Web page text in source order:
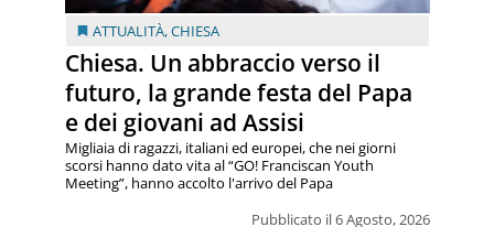
ATTUALITÀ,CHIESA
Chiesa. Un abbraccio verso il
futuro, la grande festa del Papa
e dei giovani ad Assisi
Pubblicato il 6 Agosto, 2026
Migliaia di ragazzi, italiani ed europei, che nei giorni
scorsi hanno dato vita al “GO! Franciscan Youth
Meeting”, hanno accolto l'arrivo del Papa